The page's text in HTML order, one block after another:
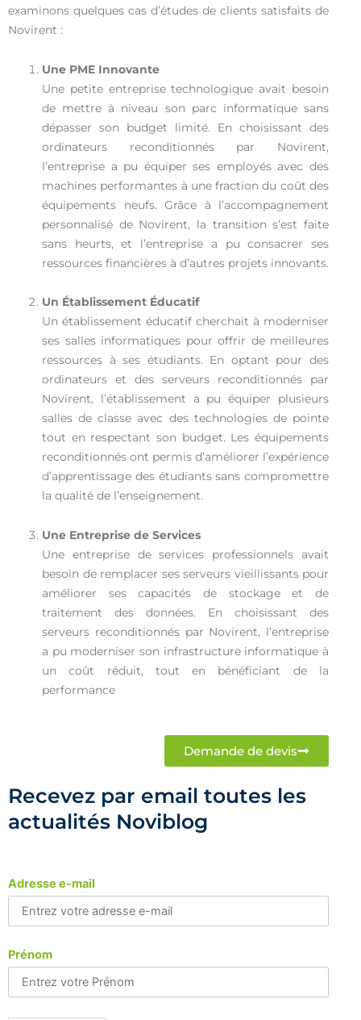
examinons quelques cas d’études de clients satisfaits de
Novirent :
Une PME Innovante
Une petite entreprise technologique avait besoin
de mettre à niveau son parc informatique sans
dépasser son budget limité. En choisissant des
ordinateurs reconditionnés par Novirent,
l’entreprise a pu équiper ses employés avec des
machines performantes à une fraction du coût des
équipements neufs. Grâce à l’accompagnement
personnalisé de Novirent, la transition s’est faite
sans heurts, et l’entreprise a pu consacrer ses
ressources financières à d’autres projets innovants.
Un Établissement Éducatif
Un établissement éducatif cherchait à moderniser
ses salles informatiques pour offrir de meilleures
ressources à ses étudiants. En optant pour des
ordinateurs et des serveurs reconditionnés par
Novirent, l’établissement a pu équiper plusieurs
salles de classe avec des technologies de pointe
tout en respectant son budget. Les équipements
reconditionnés ont permis d’améliorer l’expérience
d’apprentissage des étudiants sans compromettre
la qualité de l’enseignement.
Une Entreprise de Services
Une entreprise de services professionnels avait
besoin de remplacer ses serveurs vieillissants pour
améliorer ses capacités de stockage et de
traitement des données. En choisissant des
serveurs reconditionnés par Novirent, l’entreprise
a pu moderniser son infrastructure informatique à
un coût réduit, tout en bénéficiant de la
performance
Demande de devis
Recevez par email toutes les
actualités Noviblog
Adresse e-mail
Prénom